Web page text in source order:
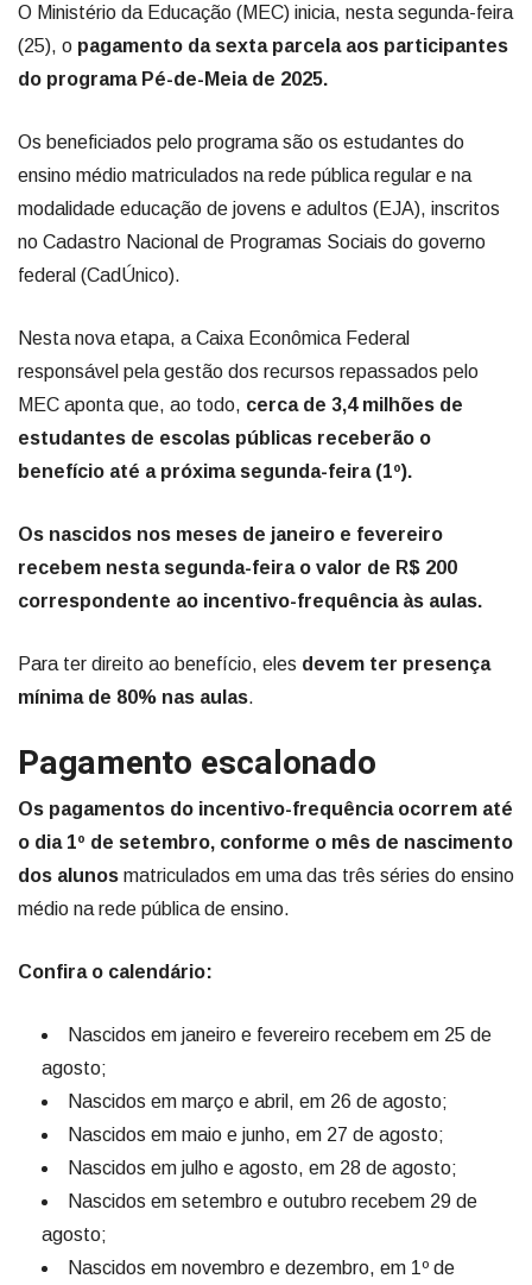
O Ministério da Educação (MEC) inicia, nesta segunda-feira
(25), o pagamento da sexta parcela aos participantes
do programa Pé-de-Meia de 2025.
Os beneficiados pelo programa são os estudantes do
ensino médio matriculados na rede pública regular e na
modalidade educação de jovens e adultos (EJA), inscritos
no Cadastro Nacional de Programas Sociais do governo
federal (CadÚnico).
Nesta nova etapa, a Caixa Econômica Federal
responsável pela gestão dos recursos repassados pelo
MEC aponta que, ao todo, cerca de 3,4 milhões de
estudantes de escolas públicas receberão o
benefício até a próxima segunda-feira (1º).
Os nascidos nos meses de janeiro e fevereiro
recebem nesta segunda-feira o valor de R$ 200
correspondente ao incentivo-frequência às aulas.
Para ter direito ao benefício, eles devem ter presença
mínima de 80% nas aulas.
Pagamento escalonado
Os pagamentos do incentivo-frequência ocorrem até
o dia 1º de setembro, conforme o mês de nascimento
dos alunos matriculados em uma das três séries do ensino
médio na rede pública de ensino.
Confira o calendário:
Nascidos em janeiro e fevereiro recebem em 25 de
agosto;
Nascidos em março e abril, em 26 de agosto;
Nascidos em maio e junho, em 27 de agosto;
Nascidos em julho e agosto, em 28 de agosto;
Nascidos em setembro e outubro recebem 29 de
agosto;
Nascidos em novembro e dezembro, em 1º de